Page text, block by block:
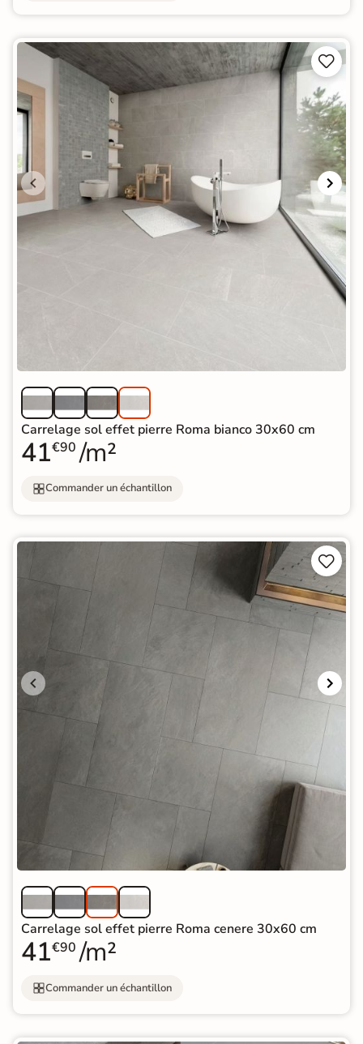


Carrelage sol effet pierre Roma bianco 30x60 cm
41€90 /m²
Commander un échantillon


Carrelage sol effet pierre Roma cenere 30x60 cm
41€90 /m²
Commander un échantillon